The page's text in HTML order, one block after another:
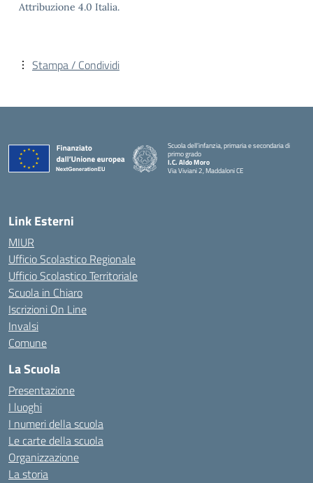
Attribuzione 4.0 Italia.
Stampa / Condividi
Scuola dell’infanzia, primaria e secondaria di
primo grado
I.C. Aldo Moro
Via Viviani 2, Maddaloni CE
Link Esterni
MIUR
Ufficio Scolastico Regionale
Ufficio Scolastico Territoriale
Scuola in Chiaro
Iscrizioni On Line
Invalsi
Comune
La Scuola
Presentazione
I luoghi
I numeri della scuola
Le carte della scuola
Organizzazione
La storia